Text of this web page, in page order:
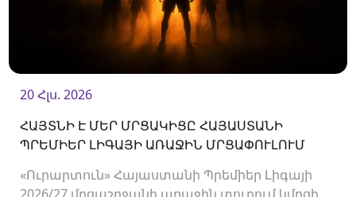
20 Հլս. 2026
ՀԱՅՏՆԻ Է ՄԵՐ ՄՐՑԱԿԻՑԸ ՀԱՅԱՍՏԱՆԻ
ՊՐԵՄԻԵՐ ԼԻԳԱՅԻ ԱՌԱՋԻՆ ՄՐՑԱՓՈՒԼՈՒՄ
«Ուրարտուն» Հայաստանի Պրեմիեր Լիգայի